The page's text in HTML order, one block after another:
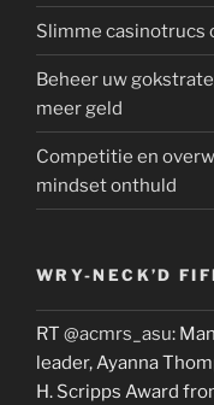
Slimme casinotrucs
Beheer uw
meer geld
Competitie en
mindset onthuld
WRY-NECK’D
RT @acmrs_asu:
leader, Ayanna
H. Scripps Award